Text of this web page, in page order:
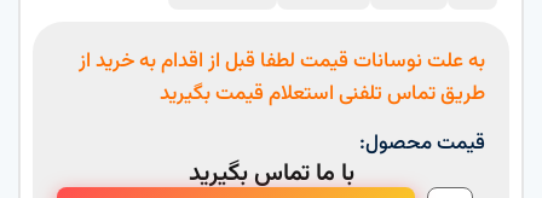
به علت نوسانات قیمت لطفا قبل از اقدام به خرید از
طریق تماس تلفنی استعلام قیمت بگیرید
قیمت محصول:
با ما تماس بگیرید